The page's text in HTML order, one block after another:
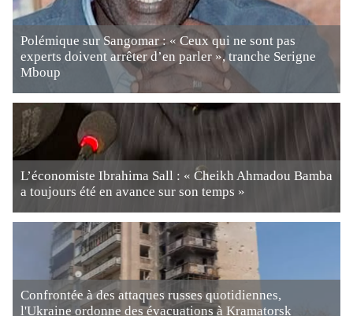
Polémique sur Sangomar : « Ceux qui ne sont pas
experts doivent arrêter d’en parler », tranche Serigne
Mboup
L’économiste Ibrahima Sall : « Cheikh Ahmadou Bamba
a toujours été en avance sur son temps »
Confrontée à des attaques russes quotidiennes,
l'Ukraine ordonne des évacuations à Kramatorsk